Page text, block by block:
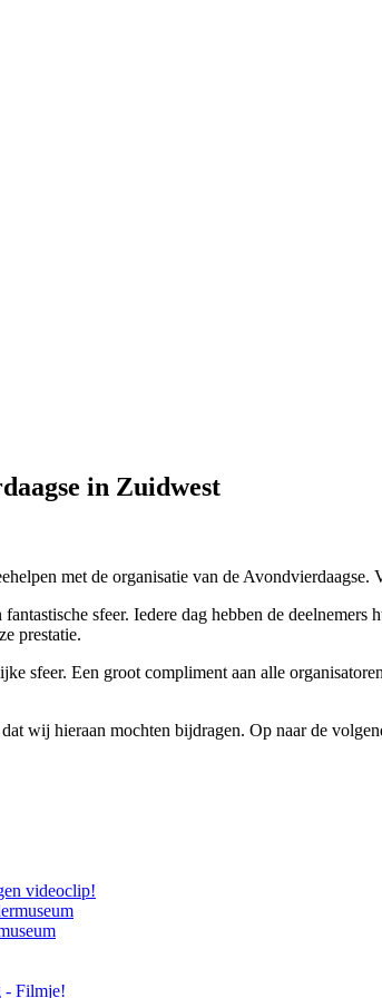
in Zuidwest
met de organisatie van de Avondvierdaagse.
sfeer. Iedere dag hebben de
prestatie.
sfeer. Een groot compliment aan alle
wij hieraan mochten bijdragen. Op naar de
videoclip!